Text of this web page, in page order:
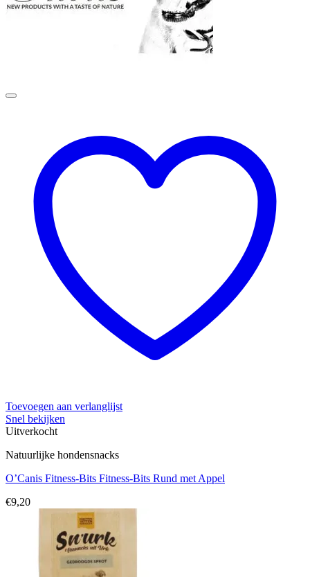
Toevoegen aan verlanglijst
Snel bekijken
Uitverkocht
Natuurlijke hondensnacks
O’Canis Fitness-Bits Fitness-Bits Rund met Appel
€9,20